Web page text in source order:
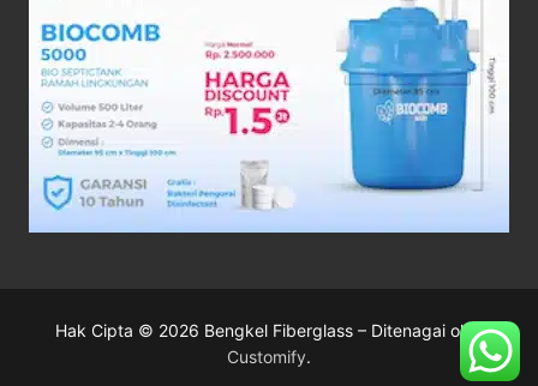
Hak Cipta © 2026 Bengkel Fiberglass – Ditenagai oleh
Customify.